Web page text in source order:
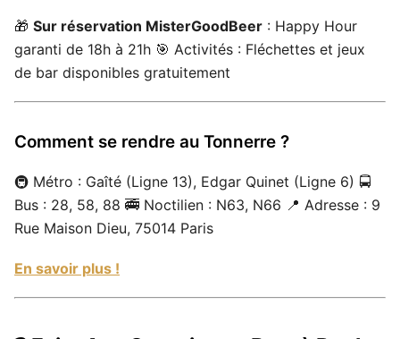
🎁 Sur réservation MisterGoodBeer : Happy Hour
garanti de 18h à 21h 🎯 Activités : Fléchettes et jeux
de bar disponibles gratuitement
Comment se rendre au Tonnerre ?
🚇 Métro : Gaîté (Ligne 13), Edgar Quinet (Ligne 6) 🚍
Bus : 28, 58, 88 🚎 Noctilien : N63, N66 📍 Adresse : 9
Rue Maison Dieu, 75014 Paris
En savoir plus !